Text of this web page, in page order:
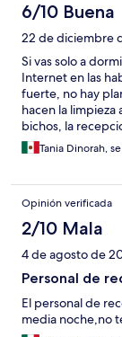
6/10 Buena
22 de diciembre
Si vas solo a
Internet en las
fuerte, no hay
hacen la
bichos, la
frente y por
galán werito
Tania Dinorah,
Opinión verificada
2/10 Mala
4 de agosto de
Personal de
El personal de
media noche,no